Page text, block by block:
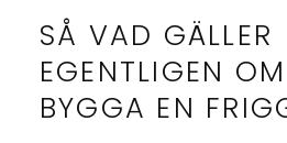
SÅ VAD GÄLLER
EGENTLIGEN
BYGGA EN